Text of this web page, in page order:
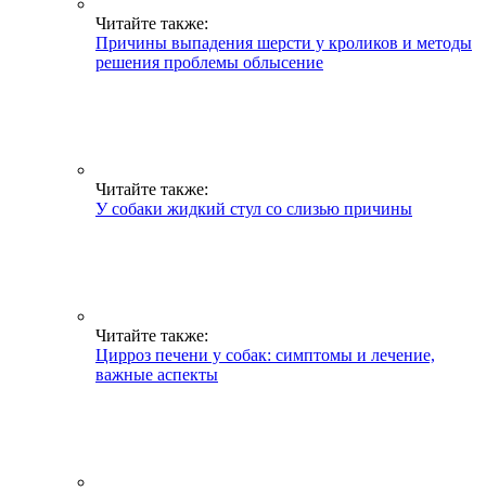
Читайте также:
Причины выпадения шерсти у кроликов и методы
решения проблемы облысение
Читайте также:
У собаки жидкий стул со слизью причины
Читайте также:
Цирроз печени у собак: симптомы и лечение,
важные аспекты